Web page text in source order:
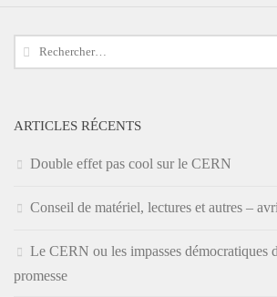
Rechercher :
ARTICLES RÉCENTS
Double effet pas cool sur le CERN
Conseil de matériel, lectures et autres –
Le CERN ou les impasses démocratiques
promesse